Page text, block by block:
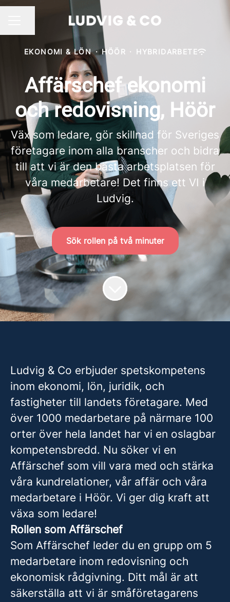
EKONOMI & LÖN · HÖÖR · HYBRIDARBETE
Affärschef ekonomi
och redovisning, Höör
Väx som ledare, gör skillnad för Sveriges
företagare inom alla branscher och bidra
till att vi är den bästa arbetsplatsen för
våra medarbetare! Det finns ett VI i
Ludvig.
Sök rollen på två minuter
Ludvig & Co erbjuder spetskompetens
inom ekonomi, lön, juridik, och
fastigheter till landets företagare. Med
över 1000 medarbetare på närmare 100
orter över hela landet har vi en oslagbar
kompetensbredd. Nu söker vi en
Affärschef som vill vara med och stärka
våra kundrelationer, vår affär och våra
medarbetare i Höör. Vi ger dig kraft att
växa som ledare!
Rollen som Affärschef
Som Affärschef leder du en grupp om 5
medarbetare inom redovisning och
ekonomisk rådgivning. Ditt mål är att
säkerställa att vi är småföretagarens